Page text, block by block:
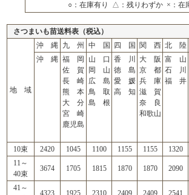
○：在庫有り △：残りわずか ×：在
さつまいも苗送料表（税込）
地 域
沖 縄 九 州 中 国 四 国 関 西 北 陸
沖 縄 福 岡
佐 賀
長 崎
熊 本
大 分
宮 崎
鹿児島
山 口
岡 山
広 島
鳥 取
島 根
香 川
徳 島
愛 媛
高 知
大 阪
京 都
兵 庫
滋 賀
奈 良
和歌山
富 山
石 川
福 井
10束 2420 1045 1100 1155 1155 1320
11～
40束
3674 1705 1815 1870 1870 2090
41～
4323 1925 2310 2409 2409 2541